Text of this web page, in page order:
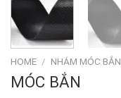
HOME / NHÁM MÓC BẮN
MÓC BẮN